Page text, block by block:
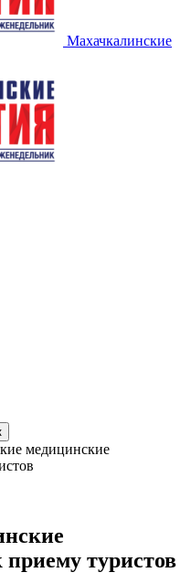
Махачкалинские
медицинские
туристов